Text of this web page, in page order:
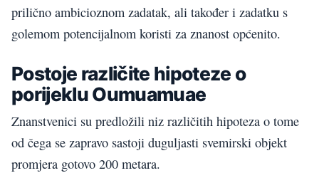
prilično ambicioznom zadatak, ali također i zadatku s
golemom potencijalnom koristi za znanost općenito.
Postoje različite hipoteze o
porijeklu Oumuamuae
Znanstvenici su predložili niz različitih hipoteza o tome
od čega se zapravo sastoji duguljasti svemirski objekt
promjera gotovo 200 metara.